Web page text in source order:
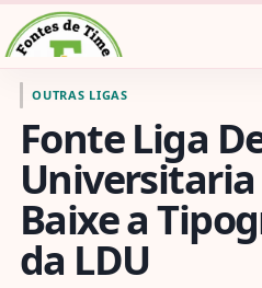
Pular para o conteúdo
Ir para a página inicial de Fontes
OUTRAS LIGAS
Fonte Liga
Universitaria
Baixe a
da LDU